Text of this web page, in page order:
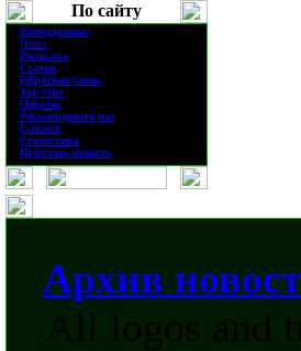
По сайту
Разведданные
Поиск
Рассылка
Статьи
Обратная Связь
Top Sites
Опросы
Рекомендовать нас
Ссылки
Статистика
Прислать новость
Архив
All logos and